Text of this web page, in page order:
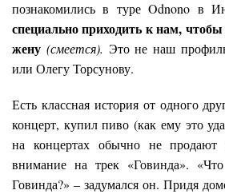
познакомились в туре Odnono в
специально приходить к нам,
жену (смеется). Это не наш
или Олегу Торсунову.
Есть классная история от одного
концерт, купил пиво (как ему это
на концертах обычно не продают
внимание на трек «Говинда».
Говинда?» – задумался он. Придя